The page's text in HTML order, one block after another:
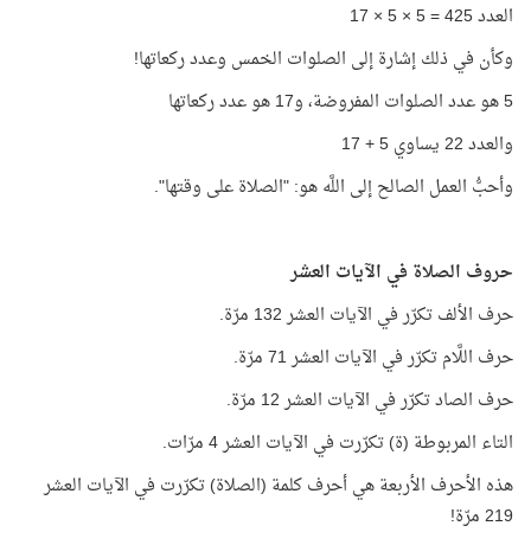
العدد 425 = 5 × 5 × 17
وكأن في ذلك إشارة إلى الصلوات الخمس وعدد ركعاتها!
5 هو عدد الصلوات المفروضة، و17 هو عدد ركعاتها
والعدد 22 يساوي 5 + 17
وأحبُّ العمل الصالح إلى اللَّه هو: "الصلاة على وقتها".
حروف الصلاة في الآيات العشر
حرف الألف تكرّر في الآيات العشر 132 مرّة.
حرف اللَّام تكرّر في الآيات العشر 71 مرّة.
حرف الصاد تكرّر في الآيات العشر 12 مرّة.
التاء المربوطة (ة) تكرّرت في الآيات العشر 4 مرّات.
هذه الأحرف الأربعة هي أحرف كلمة (الصلاة) تكرّرت في الآيات العشر
219 مرّة!